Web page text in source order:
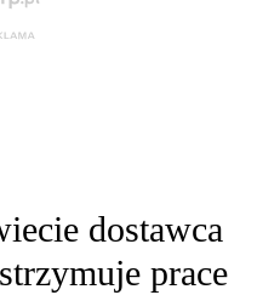
dostawca
prace